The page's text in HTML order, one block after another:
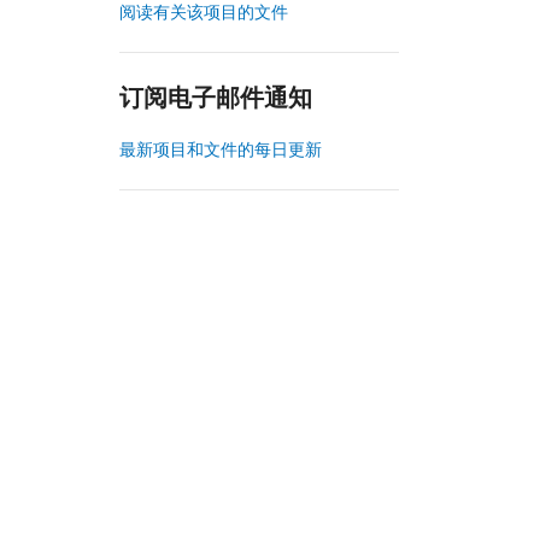
阅读有关该项目的文件
订阅电子邮件通知
最新项目和文件的每日更新